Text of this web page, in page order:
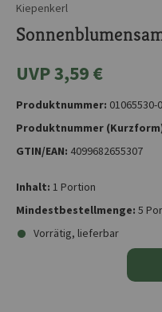
Kiepenkerl
UVP 3,59 €
Produktnummer: 01065530-
Produktnummer
GTIN/EAN: 4099682655307
Inhalt: 1 Portion
Mindestbestellmenge: 5
Vorrätig, lieferbar